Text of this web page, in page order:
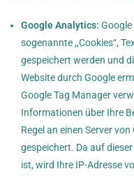
Google Analytics:
sogenannte ,,Cookies“,
gespeichert werden und
Website durch Google
Google Tag Manager
Informationen über Ihre
Regel an einen Server
gespeichert. Da auf
ist, wird Ihre IP-Adresse